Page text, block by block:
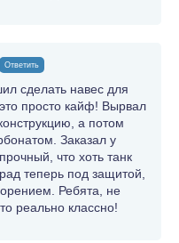
Ответить
сделать навес для
просто кайф! Вырвал
а потом
Заказал у
что хоть танк
теперь под защитой,
Ребята, не
реально классно!